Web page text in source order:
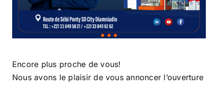
Encore plus proche de vous!
Nous avons le plaisir de vous annoncer l’ouverture